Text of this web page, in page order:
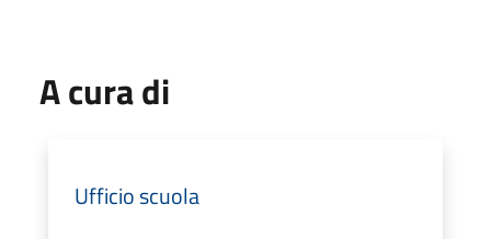
A cura di
Ufficio scuola